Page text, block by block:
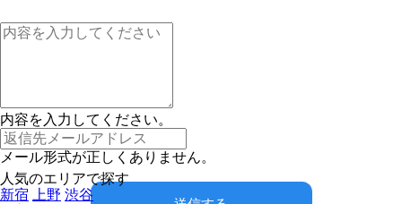
内容を入力してください。
メール形式が正しくありません。
人気のエリアで探す
新宿
上野 渋谷